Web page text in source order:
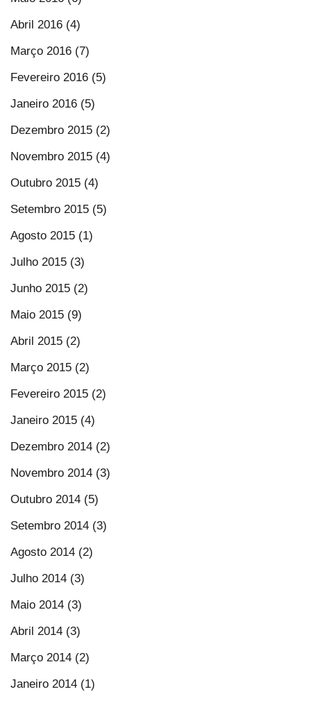
Abril 2016 (4)
Março 2016 (7)
Fevereiro 2016 (5)
Janeiro 2016 (5)
Dezembro 2015 (2)
Novembro 2015 (4)
Outubro 2015 (4)
Setembro 2015 (5)
Agosto 2015 (1)
Julho 2015 (3)
Junho 2015 (2)
Maio 2015 (9)
Abril 2015 (2)
Março 2015 (2)
Fevereiro 2015 (2)
Janeiro 2015 (4)
Dezembro 2014 (2)
Novembro 2014 (3)
Outubro 2014 (5)
Setembro 2014 (3)
Agosto 2014 (2)
Julho 2014 (3)
Maio 2014 (3)
Abril 2014 (3)
Março 2014 (2)
Janeiro 2014 (1)